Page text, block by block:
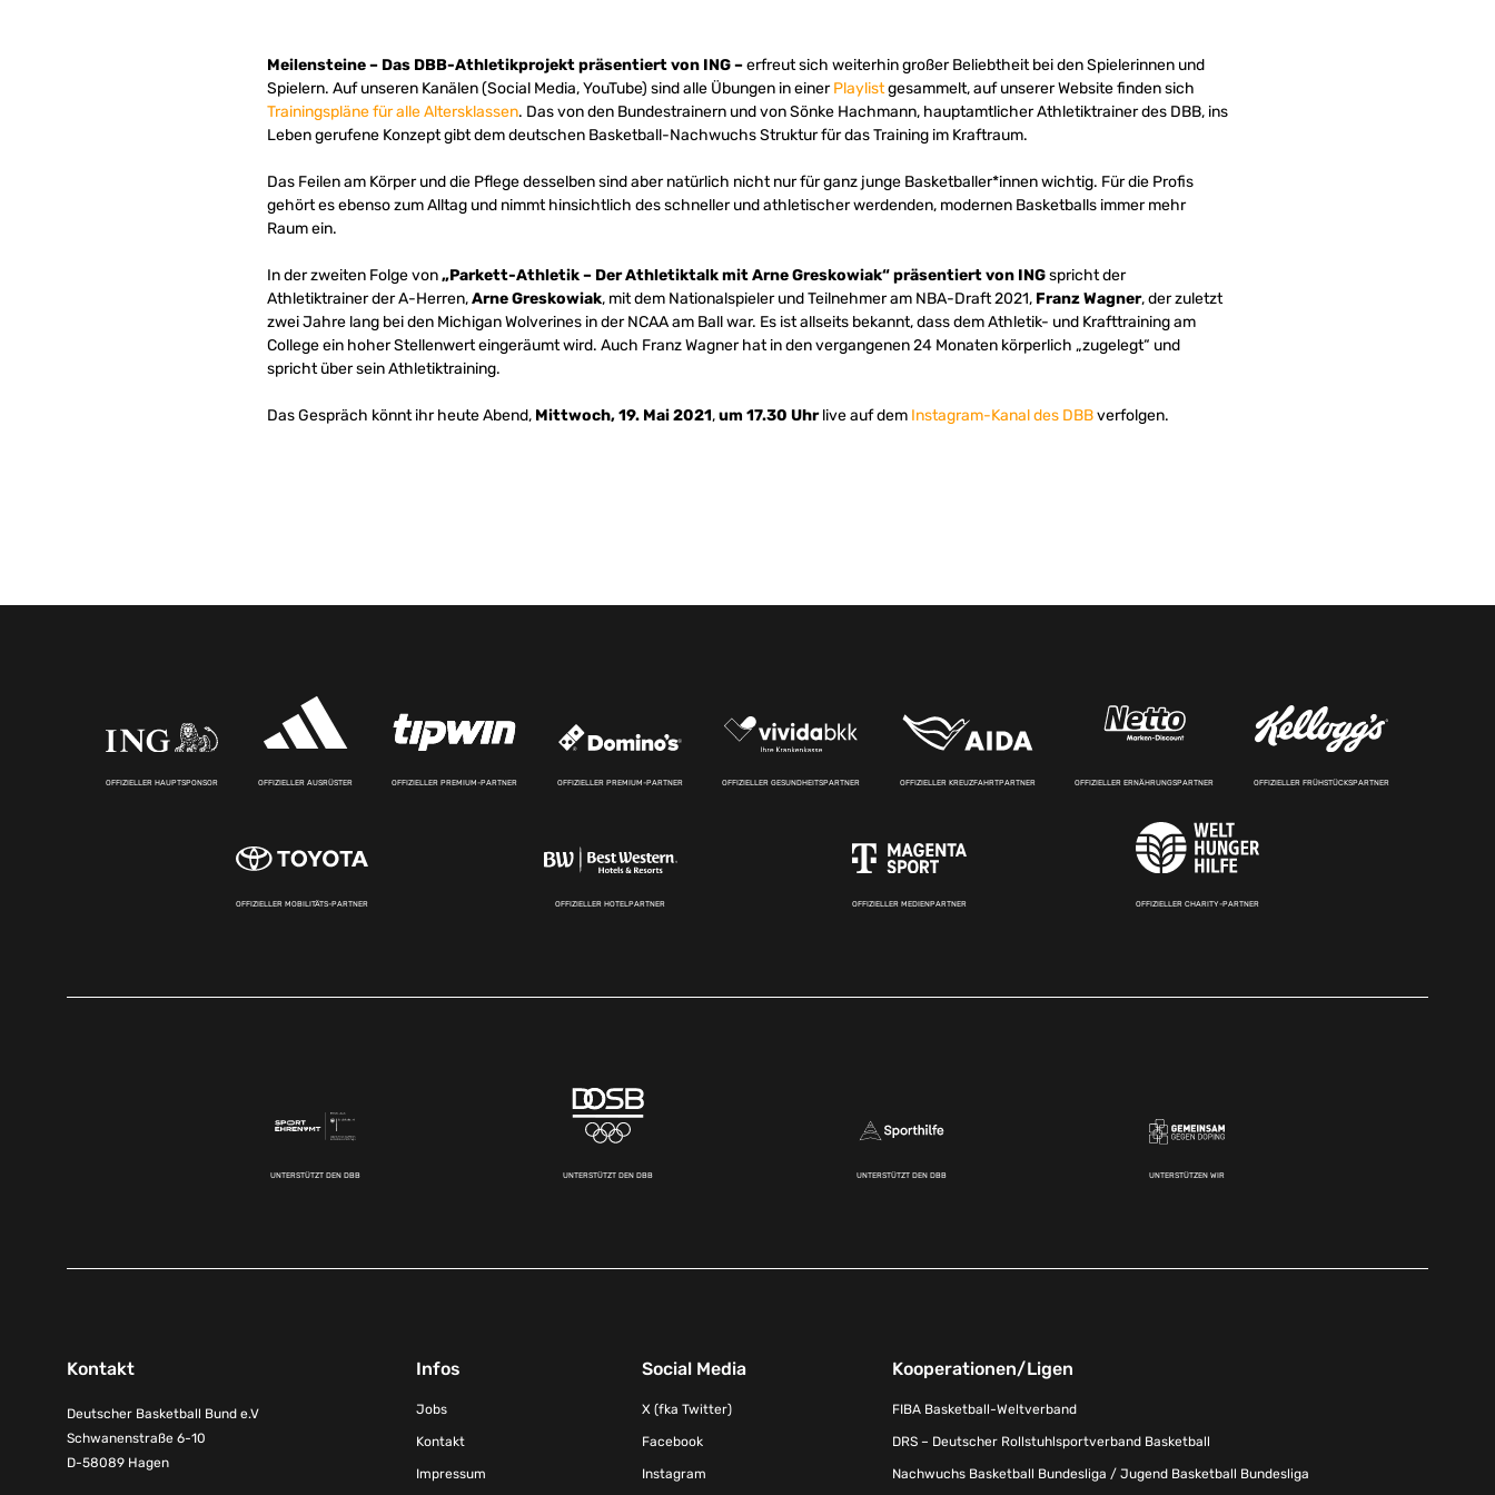
Meilensteine – Das DBB-Athletikprojekt präsentiert von ING –erfreut sich weiterhin großer Beliebtheit bei den Spielerinnen und
Spielern. Auf unseren Kanälen (Social Media, YouTube) sind alle Übungen in einerPlaylistgesammelt, auf unserer Website finden sich
Trainingspläne für alle Altersklassen. Das von den Bundestrainern und von Sönke Hachmann, hauptamtlicher Athletiktrainer des DBB, ins
Leben gerufene Konzept gibt dem deutschen Basketball-Nachwuchs Struktur für das Training im Kraftraum.
Das Feilen am Körper und die Pflege desselben sind aber natürlich nicht nur für ganz junge Basketballer*innen wichtig. Für die Profis
gehört es ebenso zum Alltag und nimmt hinsichtlich des schneller und athletischer werdenden, modernen Basketballs immer mehr
Raum ein.
In der zweiten Folge von„Parkett-Athletik – Der Athletiktalk mit Arne Greskowiak“ präsentiert von INGspricht der
Athletiktrainer der A-Herren,Arne Greskowiak, mit dem Nationalspieler und Teilnehmer am NBA-Draft 2021, Franz Wagner, der zuletzt
zwei Jahre lang bei den Michigan Wolverines in der NCAA am Ball war. Es ist allseits bekannt, dass dem Athletik- und Krafttraining am
College ein hoher Stellenwert eingeräumt wird. Auch Franz Wagner hat in den vergangenen 24 Monaten körperlich „zugelegt“ und
spricht über sein Athletiktraining.
Das Gespräch könnt ihr heute Abend, Mittwoch, 19. Mai 2021,um 17.30 Uhrlive auf dem Instagram-Kanal des DBBverfolgen.
OFFIZIELLER HAUPTSPONSOR OFFIZIELLER AUSRÜSTER OFFIZIELLER PREMIUM-PARTNER OFFIZIELLER PREMIUM-PARTNER OFFIZIELLER GESUNDHEITSPARTNER OFFIZIELLER KREUZFAHRTPARTNER OFFIZIELLER ERNÄHRUNGSPARTNER OFFIZIELLER FRÜHSTÜCKSPARTNER
OFFIZIELLER MOBILITÄTS-PARTNER OFFIZIELLER HOTELPARTNER OFFIZIELLER MEDIENPARTNER OFFIZIELLER CHARITY-PARTNER
UNTERSTÜTZT DEN DBB UNTERSTÜTZT DEN DBB UNTERSTÜTZT DEN DBB UNTERSTÜTZEN WIR
Kontakt
Deutscher Basketball Bund e.V
Schwanenstraße 6-10
D-58089 Hagen
Infos
Jobs
Kontakt
Impressum
Social Media
X (fka Twitter)
Facebook
Instagram
Kooperationen/Ligen
FIBA Basketball-Weltverband
DRS – Deutscher Rollstuhlsportverband Basketball
Nachwuchs Basketball Bundesliga / Jugend Basketball Bundesliga